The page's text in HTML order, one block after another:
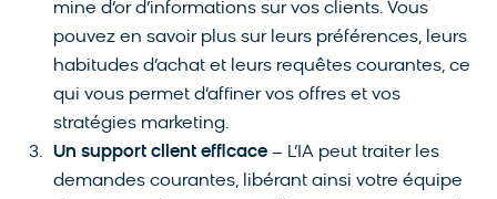
mine d’or d’informations sur vos clients. Vous
pouvez en savoir plus sur leurs préférences, leurs
habitudes d’achat et leurs requêtes courantes, ce
qui vous permet d’affiner vos offres et vos
stratégies marketing.
Un support client efficace – L’IA peut traiter les
demandes courantes, libérant ainsi votre équipe